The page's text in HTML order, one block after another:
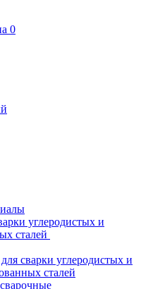
0
углеродистых и
сталей
сварки углеродистых и
сталей